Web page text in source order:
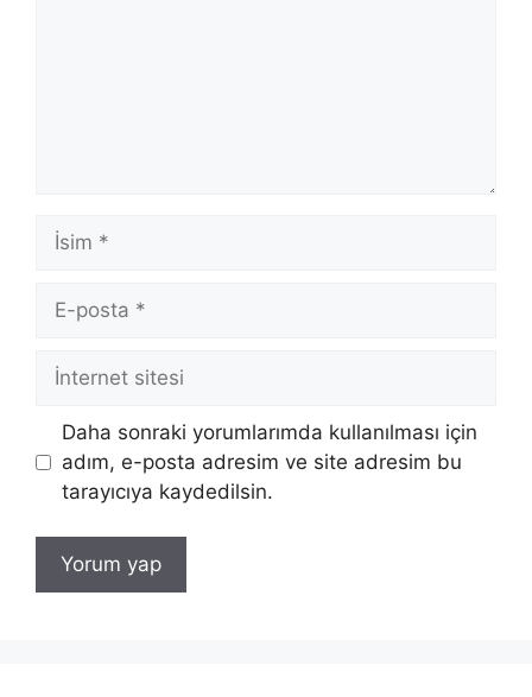
İsim
posta
İnternet
sitesi
Daha sonraki yorumlarımda kullanılması için
adım, e-posta adresim ve site adresim bu
tarayıcıya kaydedilsin.